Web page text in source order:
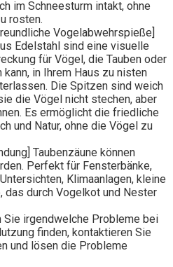
im Schneesturm intakt, ohne
rosten.
Vogelabwehrspieße]
Edelstahl sind eine visuelle
für Vögel, die Tauben oder
in Ihrem Haus zu nisten
Die Spitzen sind weich
die Vögel nicht stechen, aber
Es ermöglicht die friedliche
und Natur, ohne die Vögel zu
Taubenzäune können
Perfekt für Fensterbänke,
Klimaanlagen, kleine
das durch Vogelkot und Nester
Sie irgendwelche Probleme bei
finden, kontaktieren Sie
und lösen die Probleme